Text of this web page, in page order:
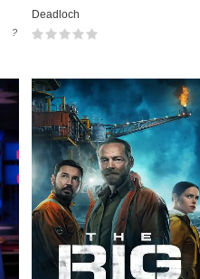
?
Deadloch